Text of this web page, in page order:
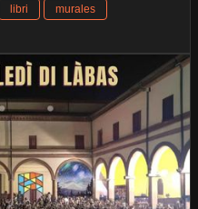
libri
murales